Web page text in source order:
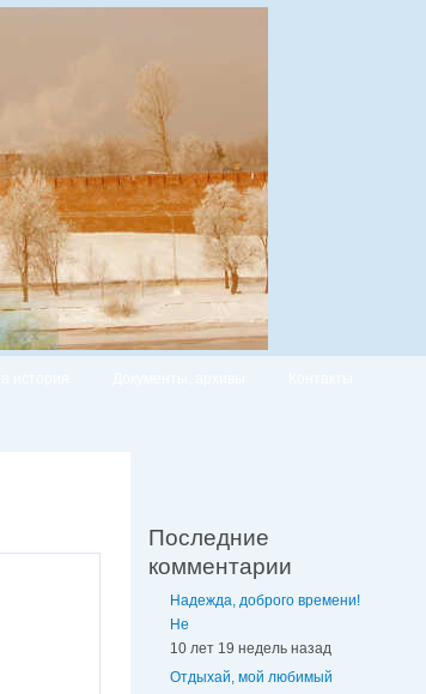
Последние
комментарии
Надежда, доброго времени!
Не
10 лет 19 недель назад
Отдыхай, мой любимый